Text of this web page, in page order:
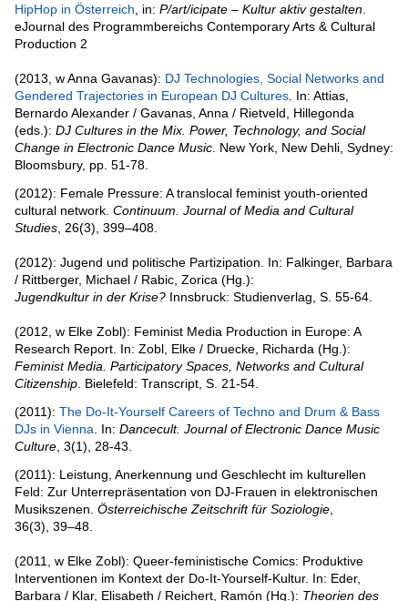
HipHop in Österreich , in: P/art/icipate – Kultur aktiv gestalten
eJournal des Programmbereichs Contemporary Arts & Cultural
Production 2
(2013, w Anna Gavanas): DJ Technologies, Social Networks and
Gendered Trajectories in European DJ Cultures . In: Attias,
Bernardo Alexander / Gavanas, Anna / Rietveld, Hillegonda
(eds.): DJ Cultures in the Mix. Power, Technology, and Social
Change in Electronic Dance Music . New York, New Dehli, Sydney:
Bloomsbury, pp. 51-78.
(2012): Female Pressure: A translocal feminist youth-oriented
cultural network. Continuum. Journal of Media and Cultural
Studies , 26(3), 399–408.
(2012): Jugend und politische Partizipation. In: Falkinger, Barbara
/ Rittberger, Michael / Rabic, Zorica (Hg.):
Jugendkultur in der Krise? Innsbruck: Studienverlag, S. 55-64.
(2012, w Elke Zobl): Feminist Media Production in Europe: A
Research Report. In: Zobl, Elke / Druecke, Richarda (Hg.):
Feminist Media. Participatory Spaces, Networks and Cultural
Citizenship . Bielefeld: Transcript, S. 21-54.
(2011): The Do-It-Yourself Careers of Techno and Drum & Bass
DJs in Vienna . In: Dancecult. Journal of Electronic Dance Music
Culture , 3(1), 28-43.
(2011): Leistung, Anerkennung und Geschlecht im kulturellen
Feld: Zur Unterrepräsentation von DJ-Frauen in elektronischen
Musikszenen. Österreichische Zeitschrift für Soziologie
36(3), 39–48.
(2011, w Elke Zobl): Queer-feministische Comics: Produktive
Interventionen im Kontext der Do-It-Yourself-Kultur. In: Eder,
Barbara / Klar, Elisabeth / Reichert, Ramón (Hg.): Theorien des